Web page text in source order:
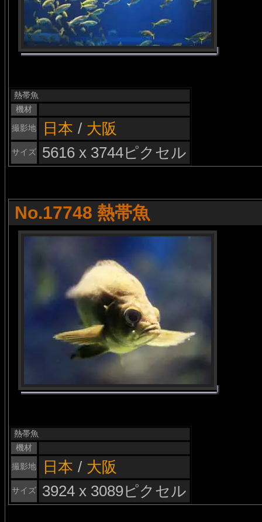
熱帯魚
機材
撮影地
日本 / 大阪
サイズ 5616 x 3744ピクセル
No.17748 熱帯魚
熱帯魚
機材
撮影地
日本 / 大阪
サイズ 3924 x 3089ピクセル